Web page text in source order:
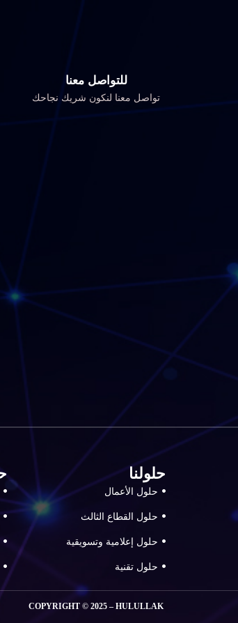
للتواصل معنا
تواصل معنا لنكون شريك نجاحك
حلولنا
حلول الأعمال
حلول القطاع الثالث
حلول إعلامية وتسويقية
حلول تقنية
COPYRIGHT © 2025 – HULULLAK